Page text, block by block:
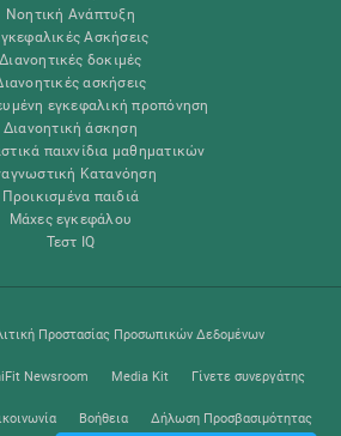
Νοητική Ανάπτυξη
Ασκήσεις
Διανοητικές δοκιμές
ασκήσεις
εγκεφαλική προπόνηση
Διανοητική άσκηση
παιχνίδια μαθηματικών
Κατανόηση
Προικισμένα παιδιά
Μάχες εγκεφάλου
Τεστ IQ
Προστασίας Προσωπικών Δεδομένων
Newsroom Media Kit Γίνετε συνεργάτης
Βοήθεια Δήλωση Προσβασιμότητας